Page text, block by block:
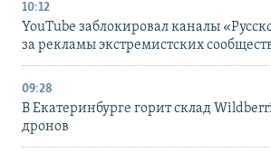
10:12
YouTube заблокировал каналы
за рекламы экстремистских
09:28
В Екатеринбурге горит склад
дронов